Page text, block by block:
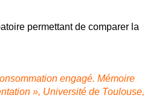
permettant de comparer la
engagé. Mémoire
», Université de Toulouse,